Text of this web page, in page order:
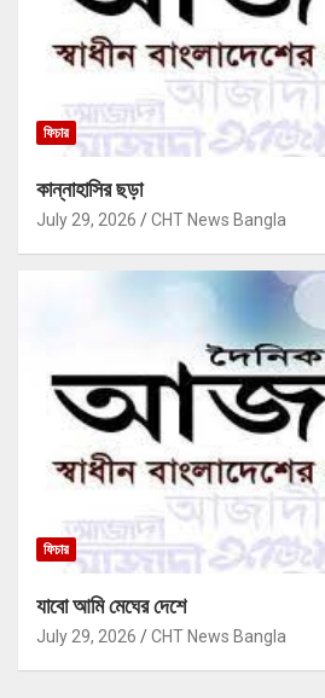
ফিচার
কান্নাহাসির ছড়া
July 29, 2026 CHT News Bangla
ফিচার
যাবো আমি মেঘের দেশে
July 29, 2026 CHT News Bangla